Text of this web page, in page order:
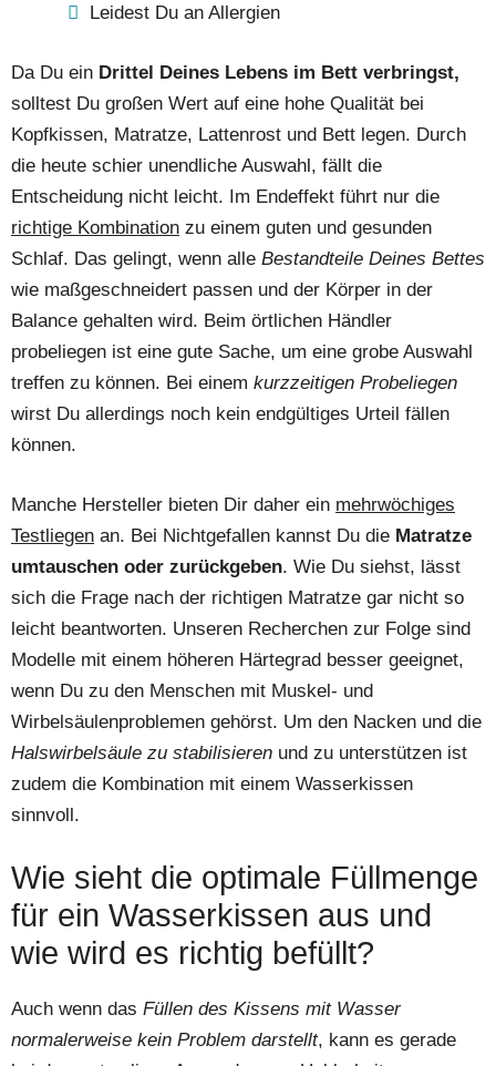
Leidest Du an Allergien
Da Du ein Drittel Deines Lebens im Bett verbringst,
solltest Du großen Wert auf eine hohe Qualität bei
Kopfkissen, Matratze, Lattenrost und Bett legen. Durch
die heute schier unendliche Auswahl, fällt die
Entscheidung nicht leicht. Im Endeffekt führt nur die
richtige Kombination zu einem guten und gesunden
Schlaf. Das gelingt, wenn alle Bestandteile Deines Bettes
wie maßgeschneidert passen und der Körper in der
Balance gehalten wird. Beim örtlichen Händler
probeliegen ist eine gute Sache, um eine grobe Auswahl
treffen zu können. Bei einem kurzzeitigen Probeliegen
wirst Du allerdings noch kein endgültiges Urteil fällen
können.
Manche Hersteller bieten Dir daher ein mehrwöchiges
Testliegen an. Bei Nichtgefallen kannst Du die Matratze
umtauschen oder zurückgeben. Wie Du siehst, lässt
sich die Frage nach der richtigen Matratze gar nicht so
leicht beantworten. Unseren Recherchen zur Folge sind
Modelle mit einem höheren Härtegrad besser geeignet,
wenn Du zu den Menschen mit Muskel- und
Wirbelsäulenproblemen gehörst. Um den Nacken und die
Halswirbelsäule zu stabilisieren und zu unterstützen ist
zudem die Kombination mit einem Wasserkissen
sinnvoll.
Wie sieht die optimale Füllmenge
für ein Wasserkissen aus und
wie wird es richtig befüllt?
Auch wenn das Füllen des Kissens mit Wasser
normalerweise kein Problem darstellt, kann es gerade